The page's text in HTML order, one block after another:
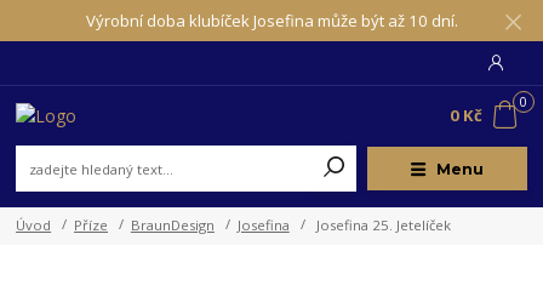
Výrobní doba klubíček Josefina může být až 10 dní.
Menu
0
0 Kč
Úvod Příze BraunDesign Josefina Josefina 25. Jetelíček